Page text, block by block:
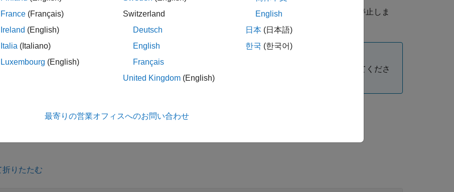
Toolbox)を使用してプールをシャットダウンし、実行中の関数と演算を MATLAB
で強制的に停止しま
バックグラウンド プールで
を使用することは推奨されません。代わりに
を使用してくださ
折りたたむ
France (Français)
Ireland (English)
Italia (Italiano)
Luxembourg (English)
Switzerland
Deutsch
English
Français
United Kingdom (English)
English
日本 (日本語)
한국 (한국어)
最寄りの営業オフィスへのお問い合わせ